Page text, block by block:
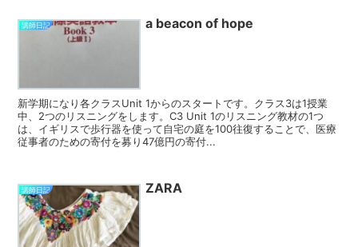
講師日記 a beacon of hope
新学期になり各クラスUnit 1からのスタートです。クラス3は1授業
中、2つのリスニングをします。C3 Unit 1のリスニング教材の1つ
は、イギリスで歩行器を使って自宅の庭を100往復することで、医療
従事者のための寄付を募り47億円の寄付...
講師日記 ZARA